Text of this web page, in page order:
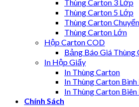
Thùng Carton 3 Lớp
Thùng Carton 5 Lớp
Thùng Carton
Thùng Carton Lớn
Hộp Carton COD
Bảng Báo Giá Thùng
In Hộp Giấy
In Thùng Carton
In Thùng Carton
In Thùng Carton
Chính Sách